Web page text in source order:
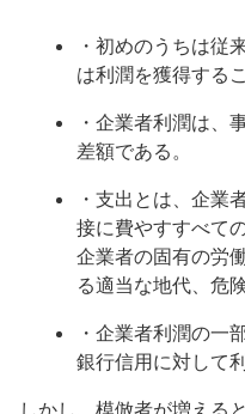
・初めのうちは従
は利潤を獲得する
・企業者利潤は、
差額である。
・支出とは、企業
接に費やすすべて
企業者の固有の労
る適当な地代、危
・企業者利潤の一
銀行信用に対して
しかし、模倣者が増える